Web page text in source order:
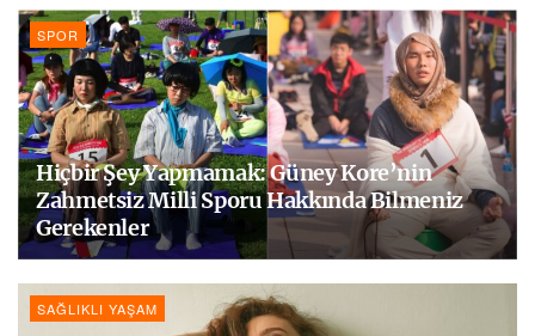
SPOR
Hiçbir Şey Yapmamak: Güney Kore’nin
Zahmetsiz Milli Sporu Hakkında Bilmeniz
Gerekenler
SAĞLIKLI YAŞAM